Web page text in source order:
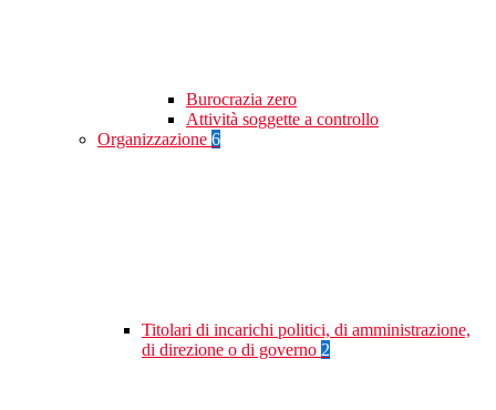
Burocrazia zero
Attività soggette a controllo
Organizzazione 6
Titolari di incarichi politici, di amministrazione,
di direzione o di governo 2